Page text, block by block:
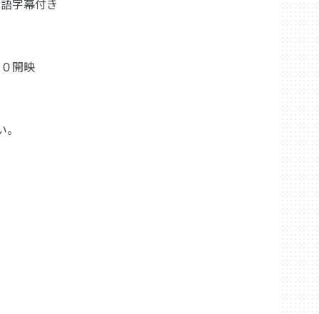
字幕付き
開映
ください。